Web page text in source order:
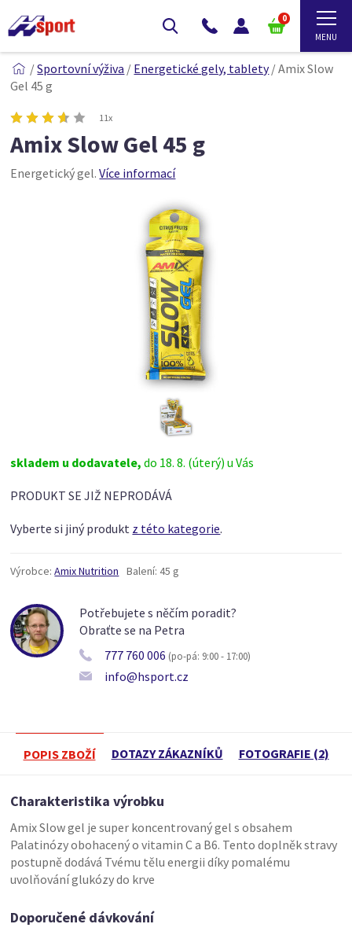
0
/Sportovní výživa / Energetické gely, tablety/Amix Slow
Gel 45 g
11x
Amix Slow Gel 45 g
Energetický gel.Více informací
skladem u dodavatele,do 18. 8. (úterý) u Vás
PRODUKT SE JIŽ NEPRODÁVÁ
Vyberte si jiný produkt z této kategorie.
Výrobce: Amix Nutrition Balení: 45 g
Potřebujete s něčím poradit?
Obraťte se na Petra
777 760 006 (po-pá: 9:00 - 17:00)
info@hsport.cz
POPIS ZBOŽÍ DOTAZY ZÁKAZNÍKŮ FOTOGRAFIE (2)
Charakteristika výrobku
Amix Slow gel je super koncentrovaný gel s obsahem
Palatinózy obohacený o vitamin C a B6. Tento doplněk stravy
postupně dodává Tvému tělu energii díky pomalému
uvolňování glukózy do krve
Doporučené dávkování